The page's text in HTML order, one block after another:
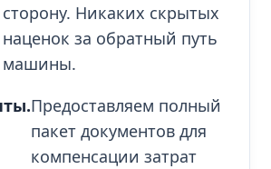
сторону. Никаких скрытых
наценок за обратный путь
машины.
Предоставляем полный
пакет документов для
компенсации затрат